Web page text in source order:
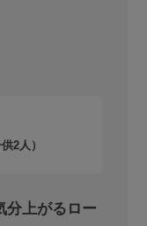
2人）
分上がるロー